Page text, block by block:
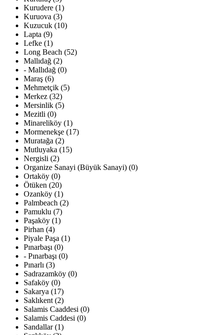
Kurudere (1)
Kuruova (3)
Kuzucuk (10)
Lapta (9)
Lefke (1)
Long Beach (52)
Mallıdağ (2)
- Mallıdağ (0)
Maraş (6)
Mehmetçik (5)
Merkez (32)
Mersinlik (5)
Mezitli (0)
Minareliköy (1)
Mormenekşe (17)
Muratağa (2)
Mutluyaka (15)
Nergisli (2)
Organize Sanayi (Büyük Sanayi) (0)
Ortaköy (0)
Ötüken (20)
Ozanköy (1)
Palmbeach (2)
Pamuklu (7)
Paşaköy (1)
Pirhan (4)
Piyale Paşa (1)
Pınarbaşı (0)
- Pınarbaşı (0)
Pınarlı (3)
Sadrazamköy (0)
Safaköy (0)
Sakarya (17)
Saklıkent (2)
Salamis Caaddesi (0)
Salamis Caddesi (0)
Sandallar (1)